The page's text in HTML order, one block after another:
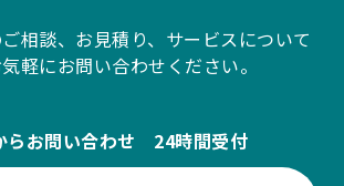
相談、お見積り、サービスについて
軽にお問い合わせください。
らお問い合わせ 24時間受付